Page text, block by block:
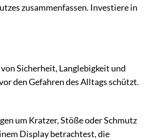
zusammenfassen. Investiere in
Sicherheit, Langlebigkeit und
den Gefahren des Alltags schützt.
um Kratzer, Stöße oder Schmutz
Display betrachtest, die